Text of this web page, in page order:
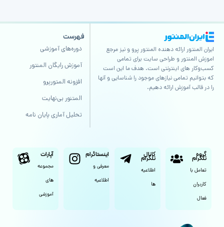
ایران المنتور ارائه دهنده المنتور پرو و نیز مرجع
اموزش المنتور و طراحی سایت برای تمامی
کسب‌وکار های اینترنتی است. هدف ما این است
که بتوانیم تمامی نیازهای موجود را شناسایی و آنها
را در قالب آموزش ارائه دهیم.
فهرست
دوره‌های آموزشی
آموزش رایگان المنتور
افزونه المتورپرو
المتنور بی‌نهایت
تحلیل آماری پایان نامه
گروه
تلگرام
تعامل با
کاربران
فعال
کانال
تلگرام
اطلاعیه
ها
اینستاگرام
معرفی و
اطلاعیه
آپارات
مجموعه
های
آموزشی